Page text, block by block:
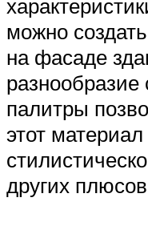
можно
на фасаде
разнообразие
палитры
этот
других